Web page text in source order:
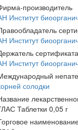
производитель
Институт
Институт
сертификата
Институт
солодки
Таблетки 0,05 г